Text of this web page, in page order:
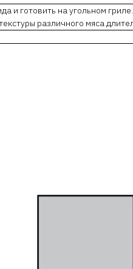
и готовить на угольном
различного мяса